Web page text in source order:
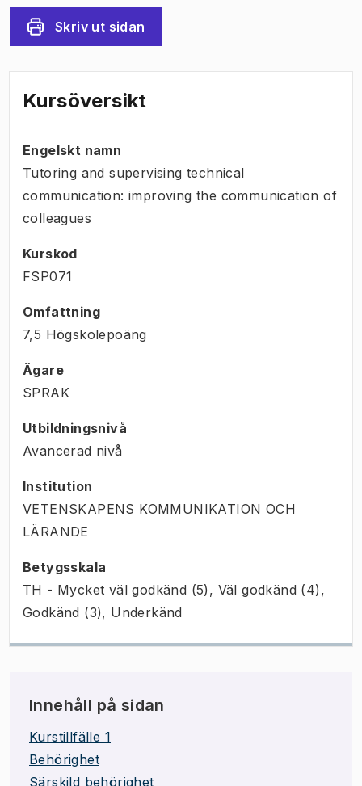
Skriv ut sidan
Kursöversikt
Engelskt namn
Tutoring and supervising technical
communication: improving the communication of
colleagues
Kurskod
FSP071
Omfattning
7,5 Högskolepoäng
Ägare
SPRAK
Utbildningsnivå
Avancerad nivå
Institution
VETENSKAPENS KOMMUNIKATION OCH
LÄRANDE
Betygsskala
TH - Mycket väl godkänd (5), Väl godkänd (4),
Godkänd (3), Underkänd
Innehåll på sidan
Kurstillfälle 1
Behörighet
Särskild behörighet